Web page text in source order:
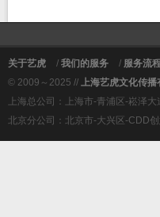
关于艺虎 / 我们的服务 / 服务流
© 2009～2025 // 上海艺虎文化传播
上海总公司：上海市-青浦区-崧泽
北京分公司：北京市-大兴区-CDD